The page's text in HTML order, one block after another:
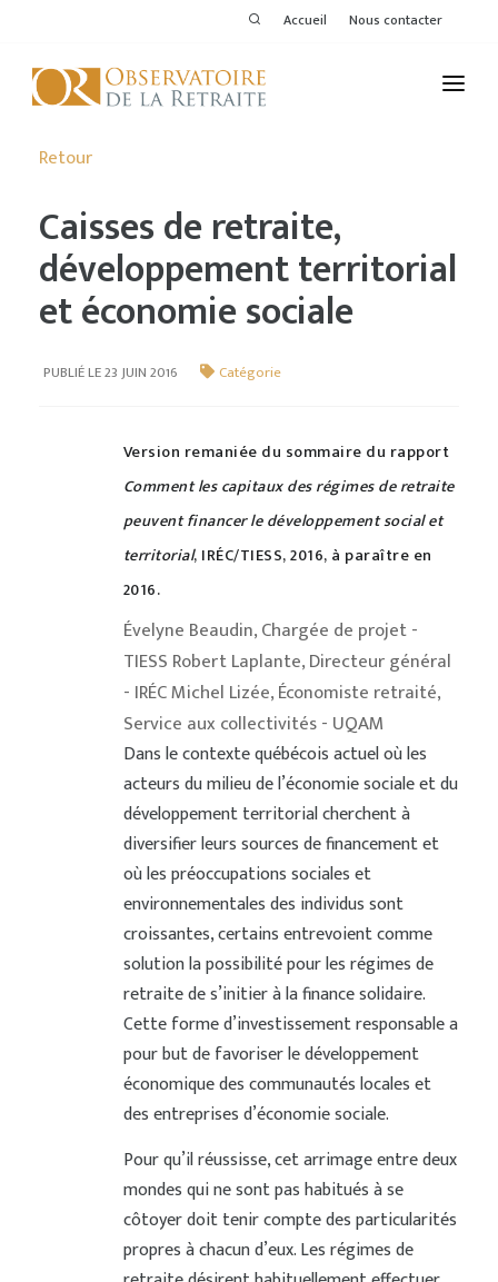
Accueil Nous contacter
ACTIVITÉS
THÉMATIQUES
VOIR LE DERNIER BULLETIN
Retour
Caisses de retraite,
développement territorial
et économie sociale
PUBLIÉ LE 23 JUIN 2016 Catégorie
Version remaniée du sommaire du rapport
Comment les capitaux des régimes de retraite
peuvent financer le développement social et
territorial, IRÉC/TIESS, 2016, à paraître en
2016.
Évelyne Beaudin, Chargée de projet -
TIESS Robert Laplante, Directeur général
- IRÉC Michel Lizée, Économiste retraité,
Service aux collectivités - UQAM
Dans le contexte québécois actuel où les
acteurs du milieu de l’économie sociale et du
développement territorial cherchent à
diversifier leurs sources de financement et
où les préoccupations sociales et
environnementales des individus sont
croissantes, certains entrevoient comme
solution la possibilité pour les régimes de
retraite de s’initier à la finance solidaire.
Cette forme d’investissement responsable a
pour but de favoriser le développement
économique des communautés locales et
des entreprises d’économie sociale.
Pour qu’il réussisse, cet arrimage entre deux
mondes qui ne sont pas habitués à se
côtoyer doit tenir compte des particularités
propres à chacun d’eux. Les régimes de